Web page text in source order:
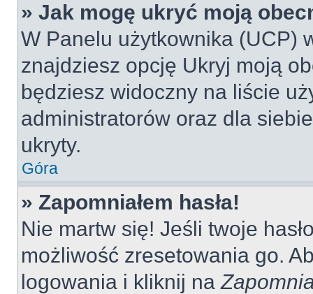
» Jak mogę ukryć moją
W Panelu użytkownika (UCP)
znajdziesz opcję Ukryj moją
będziesz widoczny na liście
administratorów oraz dla
ukryty.
Góra
» Zapomniałem hasła!
Nie martw się! Jeśli twoje
możliwość zresetowania go.
logowania i kliknij na